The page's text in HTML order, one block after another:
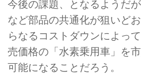
今後の課題、となるようだ
など部品の共通化が狙いど
らなるコストダウンによっ
売価格の「水素乗用車」を市
可能になることだろう。